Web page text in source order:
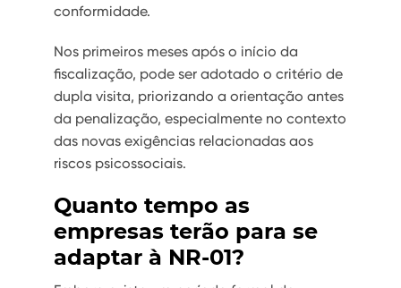
conformidade.
Nos primeiros meses após o início da
fiscalização, pode ser adotado o critério de
dupla visita, priorizando a orientação antes
da penalização, especialmente no contexto
das novas exigências relacionadas aos
riscos psicossociais.
Quanto tempo as
empresas terão para se
adaptar à NR-01?